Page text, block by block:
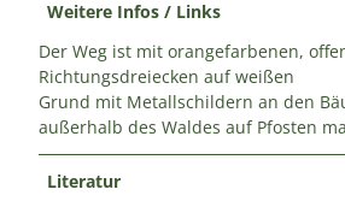
Weitere Infos / Links
Der Weg ist mit orangefarbenen,
Richtungsdreiecken auf weißen
Grund mit Metallschildern an den
außerhalb des Waldes auf Pfosten
Literatur